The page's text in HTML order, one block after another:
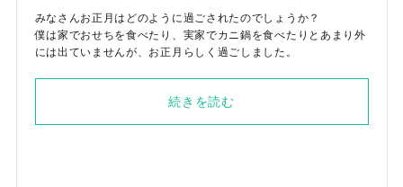
みなさんお正月はどのように過ごされたのでしょうか？
僕は家でおせちを食べたり、実家でカニ鍋を食べたりとあまり外
には出ていませんが、お正月らしく過ごしました。
続きを読む